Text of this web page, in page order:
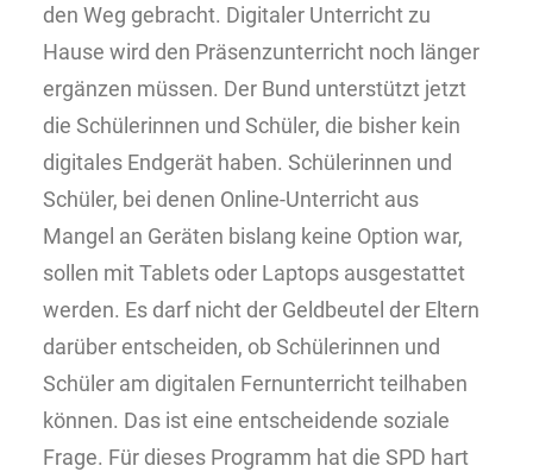
den Weg gebracht. Digitaler Unterricht zu
Hause wird den Präsenzunterricht noch länger
ergänzen müssen. Der Bund unterstützt jetzt
die Schülerinnen und Schüler, die bisher kein
digitales Endgerät haben. Schülerinnen und
Schüler, bei denen Online-Unterricht aus
Mangel an Geräten bislang keine Option war,
sollen mit Tablets oder Laptops ausgestattet
werden. Es darf nicht der Geldbeutel der Eltern
darüber entscheiden, ob Schülerinnen und
Schüler am digitalen Fernunterricht teilhaben
können. Das ist eine entscheidende soziale
Frage. Für dieses Programm hat die SPD hart